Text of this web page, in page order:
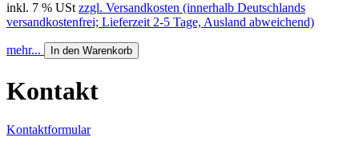
inkl. 7 % USt zzgl. Versandkosten (innerhalb Deutschlands
versandkostenfrei; Lieferzeit 2-5 Tage, Ausland abweichend)
mehr... In den Warenkorb
Kontakt
Kontaktformular